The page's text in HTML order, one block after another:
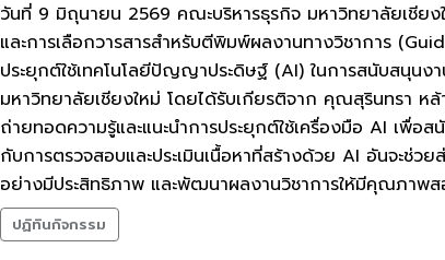
วันที่ 9 มิถุนายน 2569 คณะบริหารธุรกิจ มหาวิทยาลัยเชีย
และการเลือกวารสารสำหรับตีพิมพ์ผลงานทางวิชาการ
ประยุกต์ใช้เทคโนโลยีปัญญาประดิษฐ์ (AI) ในการสนับสนุน
มหาวิทยาลัยเชียงใหม่ โดยได้รับเกียรติจาก คุณสุรินทรา
ถ่ายทอดความรู้และแนะนำการประยุกต์ใช้เครื่องมือ AI เพื่อ
กับการตรวจสอบและประเมินเนื้อหาที่สร้างด้วย AI อันจะช่ว
อย่างมีประสิทธิภาพ และพัฒนาผลงานวิชาการให้มีคุณภาพ
ปฏิทินกิจกรรม